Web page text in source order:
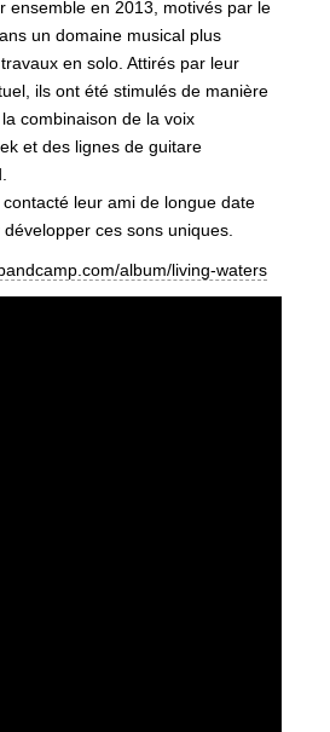
ensemble en 2013, motivés par le
un domaine musical plus
en solo. Attirés par leur
ils ont été stimulés de manière
combinaison de la voix
et des lignes de guitare
leur ami de longue date
ces sons uniques.
album/living-waters